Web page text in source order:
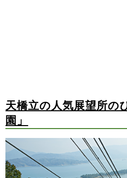
天橋立の人気展望所の
園」